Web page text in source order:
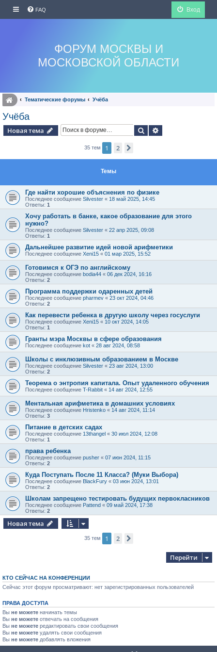
FAQ Вход
ФОРУМ МОСКВЫ И
МОСКОВСКОЙ ОБЛАСТИ
Тематические форумы Учёба
Учёба
Новая тема Поиск
35 тем 1 2
Темы
Где найти хорошие объяснения по физике
Последнее сообщение Silvester « 18 май 2025, 14:45
Ответы: 1
Хочу работать в банке, какое образование для этого
нужно?
Последнее сообщение Silvester « 22 апр 2025, 09:08
Ответы: 1
Дальнейшее развитие идей новой арифметики
Последнее сообщение Xeni15 « 01 мар 2025, 15:52
Готовимся к ОГЭ по английскому
Последнее сообщение bodia44 « 06 дек 2024, 16:16
Ответы: 2
Программа поддержки одаренных детей
Последнее сообщение pharmev « 23 окт 2024, 04:46
Ответы: 2
Как перевести ребенка в другую школу через госуслуги
Последнее сообщение Xeni15 « 10 окт 2024, 14:05
Ответы: 1
Гранты мэра Москвы в сфере образования
Последнее сообщение kot « 28 авг 2024, 08:58
Школы с инклюзивным образованием в Москве
Последнее сообщение Silvester « 23 авг 2024, 13:00
Ответы: 2
Теорема о энтропия капитала. Опыт удаленного обучения
Последнее сообщение T-Rabbit « 14 авг 2024, 12:55
Ментальная арифметика в домашних условиях
Последнее сообщение Hristenko « 14 авг 2024, 11:14
Ответы: 3
Питание в детских садах
Последнее сообщение 13thangel « 30 июл 2024, 12:08
Ответы: 1
права ребенка
Последнее сообщение pusher « 07 июн 2024, 11:15
Ответы: 2
Куда Поступать После 11 Класса? (Муки Выбора)
Последнее сообщение BlackFury « 03 июн 2024, 13:01
Ответы: 2
Школам запрещено тестировать будущих первокласников
Последнее сообщение Pattend « 09 май 2024, 17:38
Ответы: 2
Новая тема
35 тем 1 2
Перейти
КТО СЕЙЧАС НА КОНФЕРЕНЦИИ
Сейчас этот форум просматривают: нет зарегистрированных пользователей
ПРАВА ДОСТУПА
Вы не можете начинать темы
Вы не можете отвечать на сообщения
Вы не можете редактировать свои сообщения
Вы не можете удалять свои сообщения
Вы не можете добавлять вложения